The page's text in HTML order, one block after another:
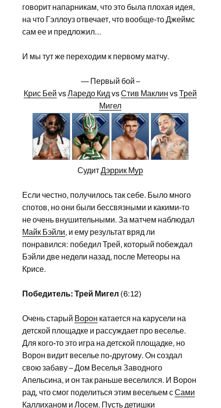
говорит напарникам, что это была плохая идея,
на что Гэллоуз отвечает, что вообще-то Джеймс
сам ее и предложил…
И мы тут же переходим к первому матчу.
— Первый бой –
Крис Бей vsЛаредо КидvsСтив Маклин vsТрей
Мигел
СудитДэррик Мур
Если честно, получилось так себе. Было много
спотов, но они были бессвязными и какими-то
не очень внушительными. За матчем наблюдал
Майк Бэйли, и ему результат вряд ли
понравился: победил Трей, который побеждал
Бэйли две недели назад, после Метеоры на
Крисе.
Победитель: Трей Мигел (6:12)
Очень старый Ворон катается на карусели на
детской площадке и рассуждает про веселье.
Для кого-то это игра на детской площадке, но
Ворон видит веселье по-другому. Он создал
свою забаву – Дом Веселья Заводного
Апельсина, и он так раньше веселился. И Ворон
рад, что смог поделиться этим весельем сСами
Каллиханом и Лосем. Пусть детишки